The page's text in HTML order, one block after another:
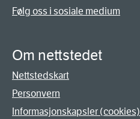
Følg oss i sosiale medium
Om nettstedet
Nettstedskart
Personvern
Informasjonskapsler (cookies)